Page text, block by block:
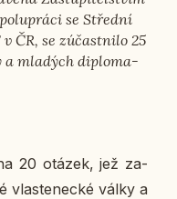
se Střed­ní
ČR, se zú­čast­ni­lo 25
a mla­dých di­plo­ma­
20 otázek, jež za­
vlas­te­nec­ké války a